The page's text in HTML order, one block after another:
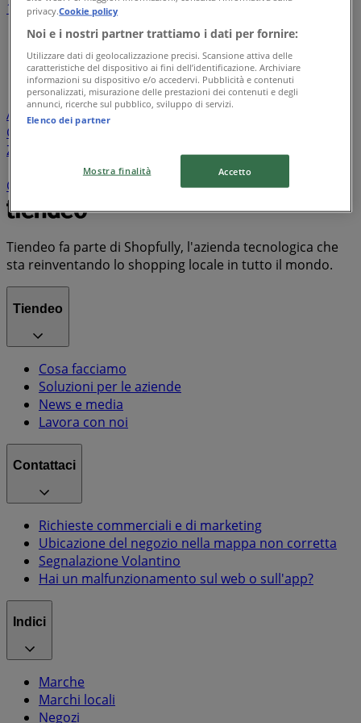
1 345
35
Lidl
Eurospin Conad Coop MD Esselunga
Unieuro
Maury's Risparmio Casa Decò
Conad Superstore
KiK Spazio Conad
Tigotà
Acqua & Sapone
PENNY Euronics
Centesimo
Zara
Conad City Il Gigante Expert
Aldi Sisa Trony Kymco
Carrefour Market
Valleverde Vodafone PrimoPrezzo
Tiendeo fa parte di Shopfully, l'azienda tecnologica che
sta reinventando lo shopping locale in tutto il mondo.
Tiendeo
Cosa facciamo
Soluzioni per le aziende
News e media
Lavora con noi
Contattaci
Richieste commerciali e di marketing
Ubicazione del negozio nella mappa non corretta
Segnalazione Volantino
Hai un malfunzionamento sul web o sull'app?
Indici
Marche
Marchi locali
Negozi
privacy.Cookie policy
Noi e i nostri partner trattiamo i dati per fornire:
Utilizzare dati di geolocalizzazione precisi. Scansione attiva delle
caratteristiche del dispositivo ai fini dell’identificazione. Archiviare
informazioni su dispositivo e/o accedervi. Pubblicità e contenuti
personalizzati, misurazione delle prestazioni dei contenuti e degli
annunci, ricerche sul pubblico, sviluppo di servizi.
Elenco dei partner
Mostra finalità Accetto